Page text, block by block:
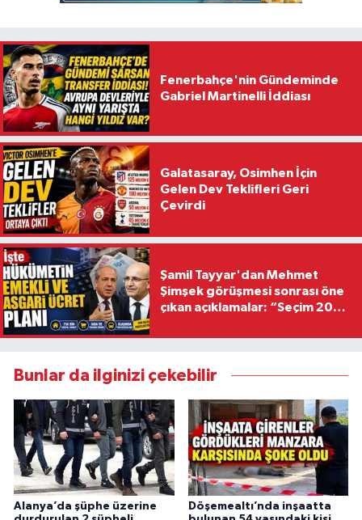
Fenerbahçe'nin Gündeminde
Gabriel Martinelli İddiası
Galatasaray, Osimhen İçin
Gelen Dev Teklifleri Geri
Çevirdi
Şamil Tayyar'dan Mehmet
Şimşek görüşmesi sonrası öne
çıkan açıklamalar: “Seçim 2028
Bunlar da ilginizi çekebilir
Alanya’da şüphe üzerine
Döşemealtı’nda inşaatta